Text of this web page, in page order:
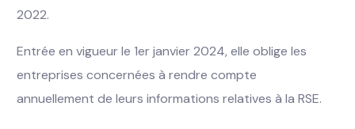
2022.
Entrée en vigueur le 1er janvier 2024, elle oblige les
entreprises concernées à rendre compte
annuellement de leurs informations relatives à la RSE.